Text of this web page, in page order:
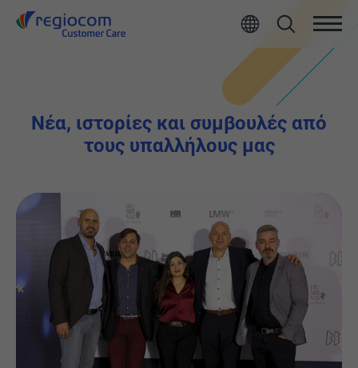
Νέα, ιστορίες και συμβουλές από
τους υπαλλήλους μας